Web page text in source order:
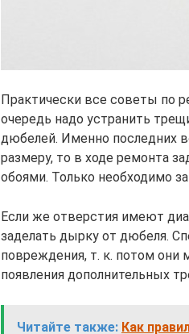
Практически все советы по
очередь надо устранить
дюбелей. Именно последних
размеру, то в ходе ремонта
обоями. Только необходимо
Если же отверстия имеют
заделать дырку от дюбеля.
повреждения, т. к. потом они
появления дополнительных
Читайте также: Как